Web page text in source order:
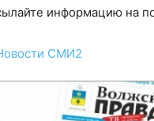
информацию на
СМИ2